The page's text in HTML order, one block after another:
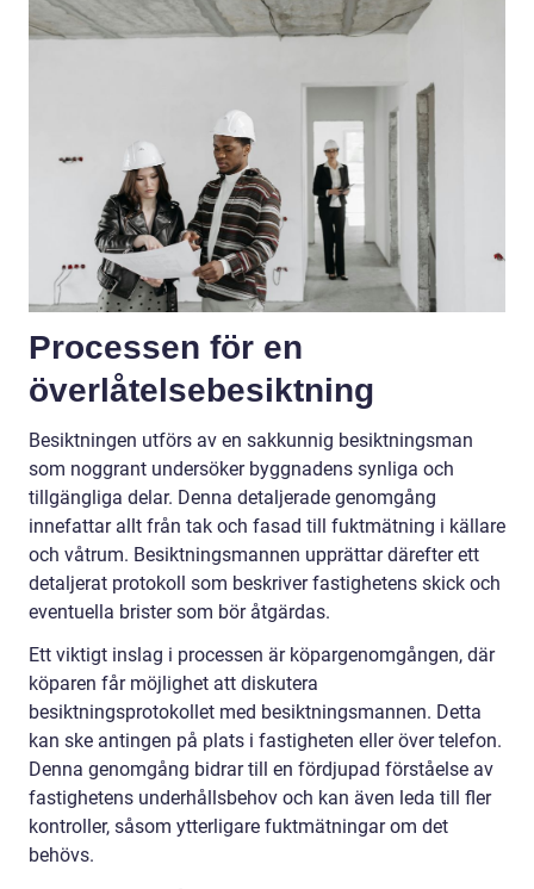
Processen för en
överlåtelsebesiktning
Besiktningen utförs av en sakkunnig besiktningsman
som noggrant undersöker byggnadens synliga och
tillgängliga delar. Denna detaljerade genomgång
innefattar allt från tak och fasad till fuktmätning i källare
och våtrum. Besiktningsmannen upprättar därefter ett
detaljerat protokoll som beskriver fastighetens skick och
eventuella brister som bör åtgärdas.
Ett viktigt inslag i processen är köpargenomgången, där
köparen får möjlighet att diskutera
besiktningsprotokollet med besiktningsmannen. Detta
kan ske antingen på plats i fastigheten eller över telefon.
Denna genomgång bidrar till en fördjupad förståelse av
fastighetens underhållsbehov och kan även leda till fler
kontroller, såsom ytterligare fuktmätningar om det
behövs.